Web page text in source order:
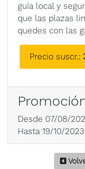
guía local y
que las plazas
quedes con las
Precio suscr.:
Desde 07/08/
Hasta 19/10/2023